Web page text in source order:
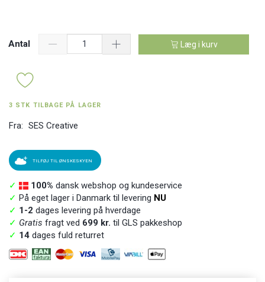
Antal Læg i kurv
3 STK TILBAGE PÅ LAGER
Fra: SES Creative
TILFØJ TIL ØNSKESKYEN
✓ 100% dansk webshop og kundeservice
✓ På eget lager i Danmark til levering NU
✓ 1-2 dages levering på hverdage
✓ Gratis fragt ved 699 kr. til GLS pakkeshop
✓ 14 dages fuld returret